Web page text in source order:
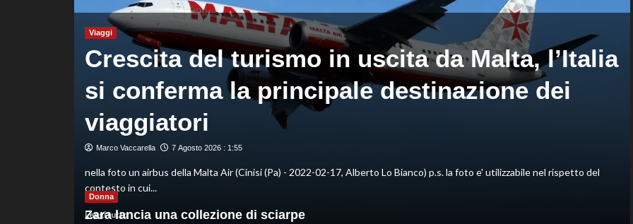
set
Viaggi
Crescita del turismo in uscita da Malta, l’Italia
si conferma la principale destinazione dei
viaggiatori
Marco Vaccarella 7 Agosto 2026 : 1:55
nella foto un airbus della Malta Air (Cinisi (Pa) - 2022-02-17, Alberto Lo Bianco) p.s. la foto e' utilizzabile nel rispetto del
contesto in cui...
Leggi tuttoLeggi
Donna
Zara lancia una collezione di sciarpe